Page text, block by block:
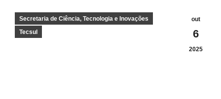
out
6
2025
Secretaria de Ciência, Tecnologia e Inovações
Tecsul